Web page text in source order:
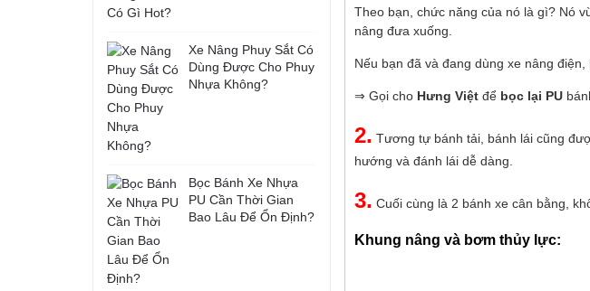
Theo bạn, chức năng của nó là gì? Nó
nâng đưa xuống.
Nếu bạn đã và đang dùng xe nâng
⇒ Gọi cho Hưng Việtđể bọc lại PU
2. Tương tự bánh tải, bánh lái cũng
hướng và đánh lái dễ dàng.
3. Cuối cùng là 2 bánh xe cân bằng,
Khung nâng và bơm thủy lực:
Xe Nâng Phuy Sắt Có
Dùng Được Cho Phuy
Nhựa Không?
Bọc Bánh Xe Nhựa
PU Cần Thời Gian
Bao Lâu Để Ổn Định?